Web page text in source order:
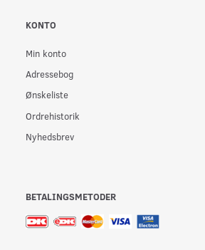
KONTO
Min konto
Adressebog
Ønskeliste
Ordrehistorik
Nyhedsbrev
BETALINGSMETODER